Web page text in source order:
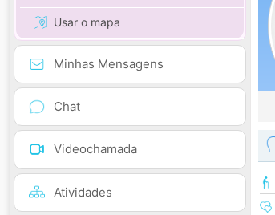
Usar o mapa
Minhas Mensagens
Chat
Videochamada
Atividades